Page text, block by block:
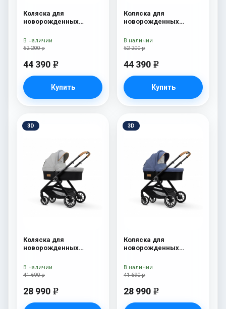
Коляска для
новорожденных
сумка Grey
52 200 р
44 390 e
Купить
В наличии
Коляска для
новорожденных
сумка Denim
52 200 р
44 390 e
Купить
В наличии
3D
Коляска для
новорожденных
41 690 р
28 990 e
В наличии
3D
Коляска для
новорожденных
41 690 р
28 990 e
В наличии